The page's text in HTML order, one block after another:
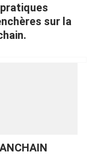
sur la